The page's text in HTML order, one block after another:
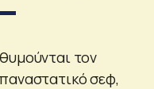
τον
σεφ,